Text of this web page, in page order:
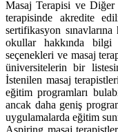
Masaj Terapisi ve
terapisinde akredite
sertifikasyon
okullar hakkında
seçenekleri ve masaj
üniversitelerin bir
İstenilen masaj
eğitim programları
ancak daha geniş
uygulamalarda eğitim
Aspiring masaj